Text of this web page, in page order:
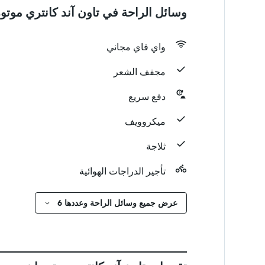
وسائل الراحة في تاون آند كانتري
واي فاي مجاني
مجفف الشعر
دفع سريع
ميكروويف
ثلاجة
تأجير الدراجات الهوائية
عرض جميع وسائل الراحة وعددها 6